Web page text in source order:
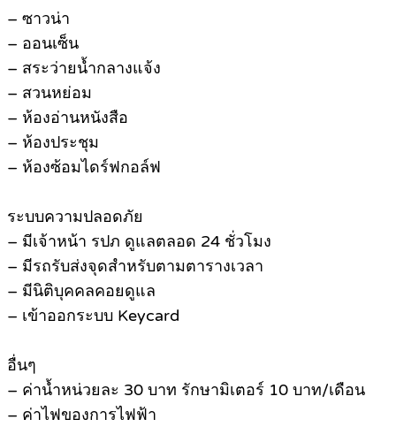
– ซาวน่า
– ออนเซ็น
– สระว่ายน้ำกลางแจ้ง
– สวนหย่อม
– ห้องอ่านหนังสือ
– ห้องประชุม
– ห้องซ้อมไดร์ฟกอล์ฟ
ระบบความปลอดภัย
– มีเจ้าหน้า รปภ ดูแลตลอด 24 ชั่วโมง
– มีรถรับส่งจุดสำหรับตามตารางเวลา
– มีนิติบุคคลคอยดูแล
– เข้าออกระบบ Keycard
อื่นๆ
– ค่าน้ำหน่วยละ 30 บาท รักษามิเตอร์ 10 บาท/เดือน
– ค่าไฟของการไฟฟ้า